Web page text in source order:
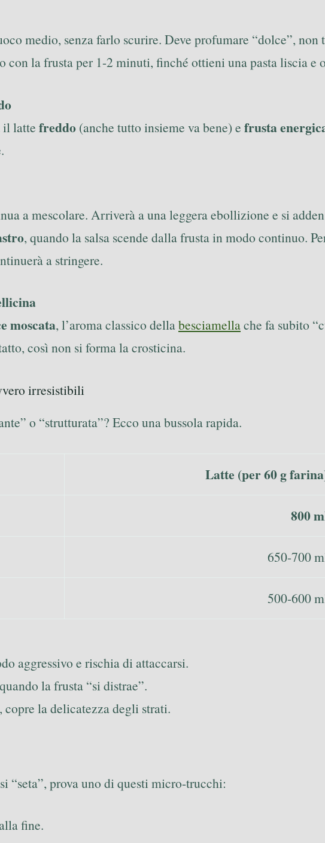
medio, senza farlo scurire. Deve profumare “dolce”, non
la frusta per 1-2 minuti, finché ottieni una pasta liscia e
il latte freddo (anche tutto insieme va bene) e frusta
a mescolare. Arriverà a una leggera ebollizione e si
, quando la salsa scende dalla frusta in modo continuo.
a stringere.
moscata, l’aroma classico dellabesciamellache fa subito
così non si forma la crosticina.
irresistibili
o “strutturata”? Ecco una bussola rapida.
Latte (per 60 g
800
650-700
500-600
aggressivo e rischia di attaccarsi.
la frusta “si distrae”.
copre la delicatezza degli strati.
“seta”, prova uno di questi micro-trucchi:
fine.